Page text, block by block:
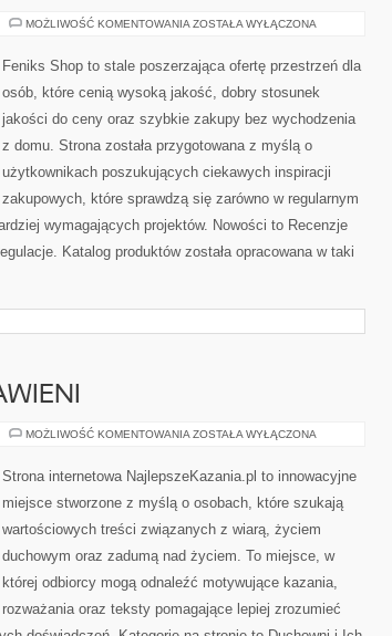
MOŻLIWOŚĆ KOMENTOWANIA SZTUCZNA
ZOSTAŁA WYŁĄCZONA
Feniks Shop to stale poszerzająca ofertę przestrzeń dla
osób, które cenią wysoką jakość, dobry stosunek
jakości do ceny oraz szybkie zakupy bez wychodzenia
z domu. Strona została przygotowana z myślą o
użytkownikach poszukujących ciekawych inspiracji
zakupowych, które sprawdzą się zarówno w regularnym
wymagających projektów. Nowości to Recenzje
Katalog produktów została opracowana w taki
MOŻLIWOŚĆ KOMENTOWANIA ŚWIĘCI
ZOSTAŁA WYŁĄCZONA
Strona internetowa NajlepszeKazania.pl to innowacyjne
miejsce stworzone z myślą o osobach, które szukają
wartościowych treści związanych z wiarą, życiem
duchowym oraz zadumą nad życiem. To miejsce, w
której odbiorcy mogą odnaleźć motywujące kazania,
rozważania oraz teksty pomagające lepiej zrozumieć